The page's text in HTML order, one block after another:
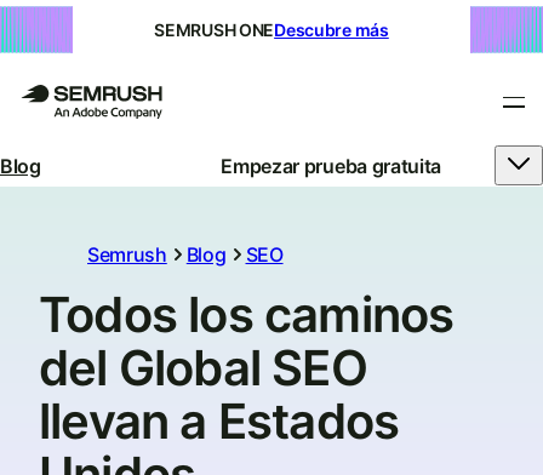
SEMRUSH ONEDescubre más
Blog Empezar prueba gratuita
Semrush Blog SEO
Todos los caminos
del Global SEO
llevan a Estados